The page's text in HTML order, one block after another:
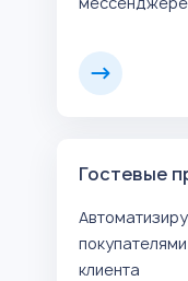
Гостевые
клиента